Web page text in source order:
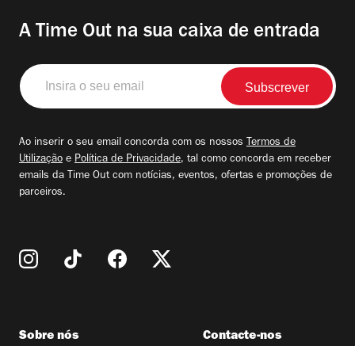
A Time Out na sua caixa de entrada
Insira
o
seu
Ao inserir o seu email concorda com os nossos Termos de
Utilização e Política de Privacidade, tal como concorda em receber
emails da Time Out com notícias, eventos, ofertas e promoções de
parceiros.
Sobre nós Contacte-nos